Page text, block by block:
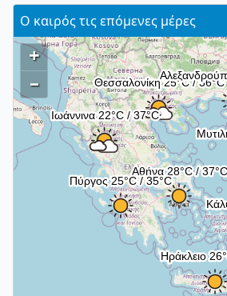
Ο καιρός τις επόμενες μέρες
+
–